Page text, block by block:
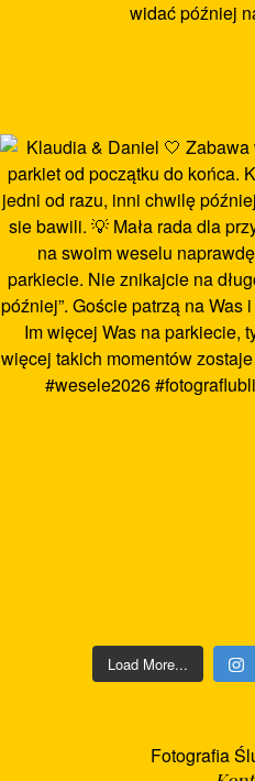
Load More...
Fotografia